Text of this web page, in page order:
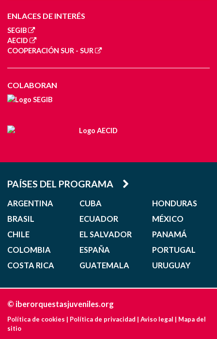
ENLACES DE INTERÉS
SEGIB
AECID
COOPERACIÓN SUR - SUR
COLABORAN
PAÍSES DEL PROGRAMA
ARGENTINA
BRASIL
CHILE
COLOMBIA
COSTA RICA
CUBA
ECUADOR
EL SALVADOR
ESPAÑA
GUATEMALA
HONDURAS
MÉXICO
PANAMÁ
PORTUGAL
URUGUAY
© iberorquestasjuveniles.org
Política de cookies | Política de privacidad | Aviso legal | Mapa del
sitio